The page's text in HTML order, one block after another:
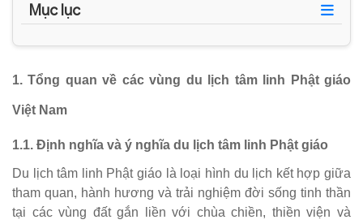
Mục lục
1. Tổng quan về các vùng du lịch tâm linh Phật giáo
Việt Nam
1.1. Định nghĩa và ý nghĩa du lịch tâm linh Phật giáo
Du lịch tâm linh Phật giáo là loại hình du lịch kết hợp giữa
tham quan, hành hương và trải nghiệm đời sống tinh thần
tại các vùng đất gắn liền với chùa chiền, thiền viện và